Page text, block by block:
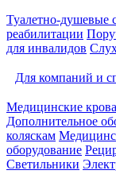
Туалетно-душевые
реабилитации
для инвалидов
Для компаний и
Медицинские
Дополнительное
коляскам
оборудование
Светильники